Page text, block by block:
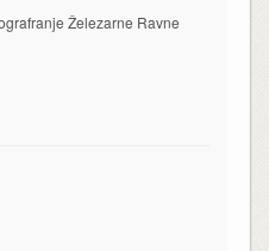
Železarne Ravne